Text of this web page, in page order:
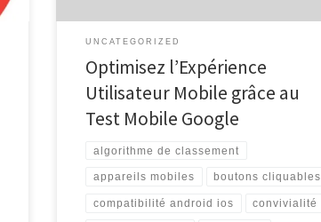
UNCATEGORIZED
Optimisez l’Expérience
Utilisateur Mobile grâce au
Test Mobile Google
algorithme de classement
appareils mobiles boutons cliquables
compatibilité android ios convivialité